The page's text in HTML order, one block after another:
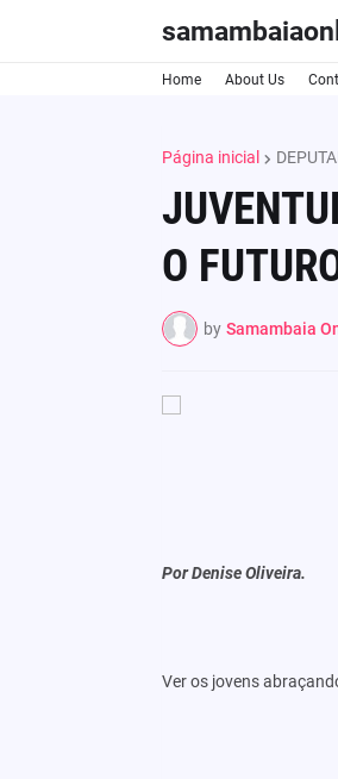
Home About Us
Página inicial
O
by Samambaia
Por Denise Oliveira.
Ver os jovens